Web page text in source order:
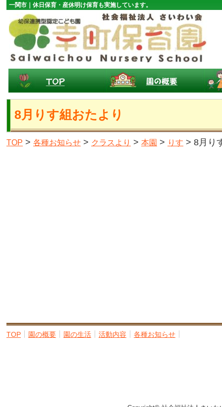
一関市｜休日保育・産休明け保育も実施しています。
8月りす組おたより
TOP > 各種お知らせ > クラスより > 本園 > りす > 8月り
TOP 園の概要 園の生活 活動内容 各種お知らせ